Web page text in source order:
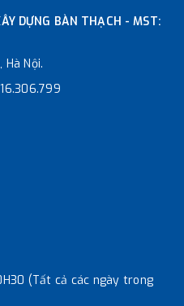
DỰNG BÀN THẠCH - MST:
Nội.
(Tất cả các ngày trong